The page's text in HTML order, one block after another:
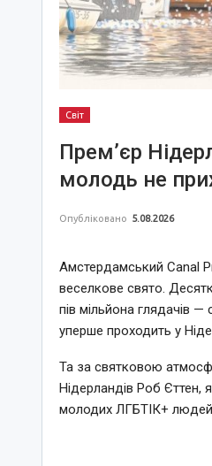
Світ
Прем’єр
молодь не
Опубліковано 5.08.2026
Амстердамський Canal
веселкове свято.
пів мільйона глядачів
уперше проходить у
Та за святковою
Нідерландів Роб Єттен,
молодих ЛГБТІК+